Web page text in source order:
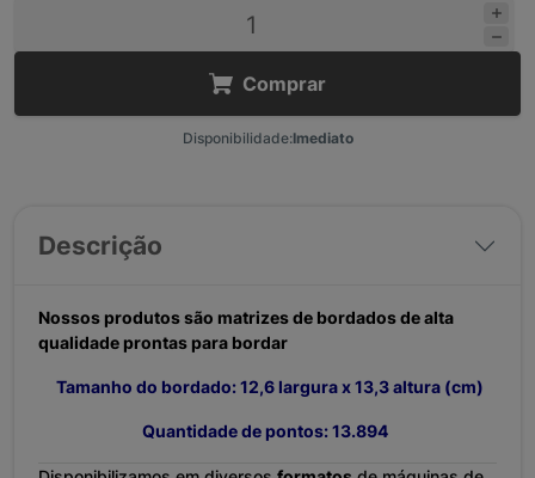
Comprar
Disponibilidade:Imediato
Descrição
Nossos produtos são matrizes de bordados de alta
qualidade prontas para bordar
Tamanho do bordado: 12,6 largura x 13,3 altura (cm)
Quantidade de pontos: 13.894